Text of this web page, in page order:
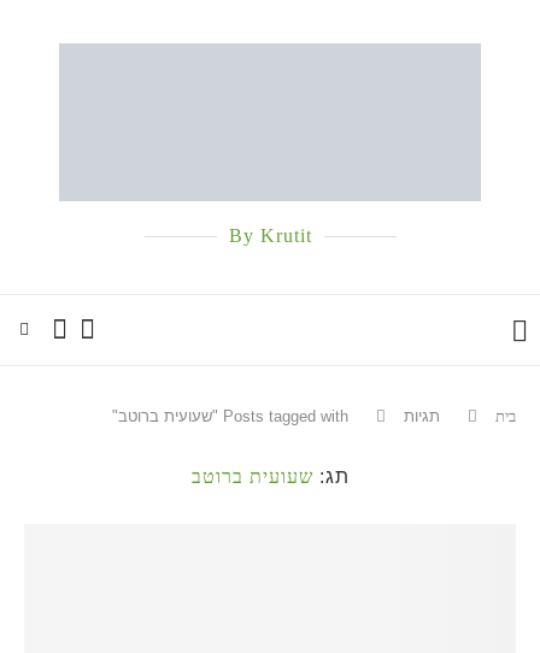
By Krutit
בית תגיות Posts tagged with "שעועית ברוטב"
תג: שעועית ברוטב